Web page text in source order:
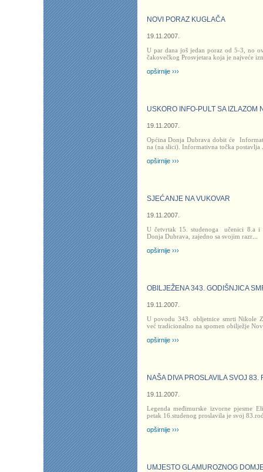
NOVI PORAZ KUGLAČA
19.11.2007.
U par dana još jedan poraz od 5-3, no
čakovečkog Prosvjetara koja je najveće
opširnije ›››
USKORO INFO-PULT SA IZLAZOM
19.11.2007.
Općina Donja Dubrava dobit će
na (na slici). Informativna točka postavlja
opširnije ›››
SJEĆANJE NA VUKOVAR
19.11.2007.
U četvrtak 15. studenoga
učenici 8.a i
Donja Dubrava, zajedno sa svojim razr...
opširnije ›››
OBILJEŽENA 343. GODIŠNJICA
19.11.2007.
U povodu 343. obljetnice smrti Nikole
već tradicionalno na spomen obilježje
opširnije ›››
NAŠA DIVA PROSLAVILA SVOJ
19.11.2007.
Legenda međimurske izvorne pjesme
petak 16.studenog proslavila je svoj
opširnije ›››
UMJESTO GLAMUROZNOG